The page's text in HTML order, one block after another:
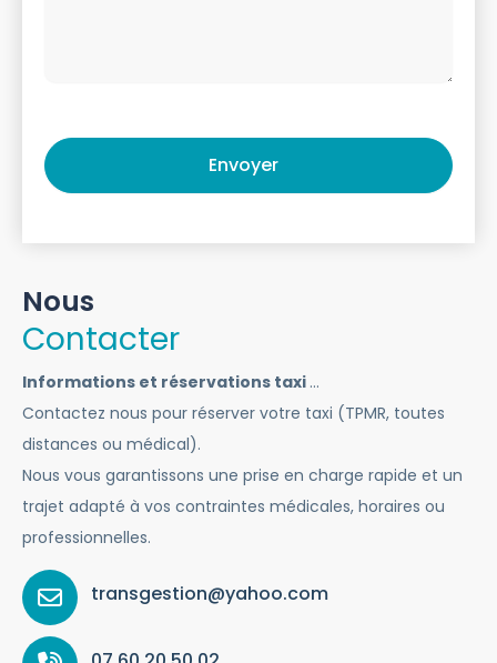
Envoyer
Nous
Contacter
Informations et réservations taxi …
Contactez nous pour réserver votre taxi (TPMR, toutes
distances ou médical).
Nous vous garantissons une prise en charge rapide et un
trajet adapté à vos contraintes médicales, horaires ou
professionnelles.
transgestion@yahoo.com